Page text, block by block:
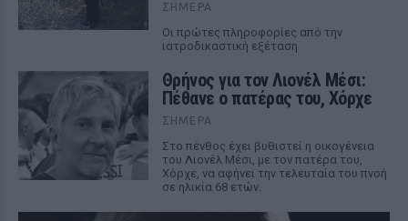
ΣΉΜΕΡΑ
Οι πρώτες πληροφορίες από την
ιατροδικαστική εξέταση
Θρήνος για τον Λιονέλ Μέσι:
Πέθανε ο πατέρας του, Χόρχε
ΣΉΜΕΡΑ
Στο πένθος έχει βυθιστεί η οικογένεια
του Λιονέλ Μέσι, με τον πατέρα του,
Χόρχε, να αφήνει την τελευταία του πνοή
σε ηλικία 68 ετών.